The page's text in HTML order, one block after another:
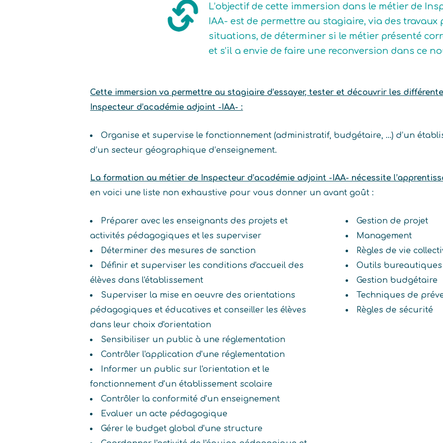
L’objectif de cette immersion dans le métier de
IAA- est de permettre au stagiaire, via des travaux
situations, de déterminer si le métier présenté
et s’il a envie de faire une reconversion dans ce
Cette immersion va permettre au stagiaire d’essayer, tester et découvrir les
Inspecteur d’académie adjoint -IAA- :
Organise et supervise le fonctionnement (administratif, budgétaire, …) d’un
d’un secteur géographique d’enseignement.
La formation au métier de Inspecteur d’académie adjoint -IAA- nécessite
en voici une liste non exhaustive pour vous donner un avant goût :
Préparer avec les enseignants des projets et
activités pédagogiques et les superviser
Déterminer des mesures de sanction
Définir et superviser les conditions d'accueil des
élèves dans l'établissement
Superviser la mise en oeuvre des orientations
pédagogiques et éducatives et conseiller les élèves
dans leur choix d'orientation
Sensibiliser un public à une réglementation
Contrôler l'application d'une réglementation
Informer un public sur l'orientation et le
fonctionnement d'un établissement scolaire
Contrôler la conformité d'un enseignement
Evaluer un acte pédagogique
Gérer le budget global d'une structure
Gestion de projet
Management
Règles de vie
Outils bureautiques
Gestion budgétaire
Techniques de
Règles de sécurité